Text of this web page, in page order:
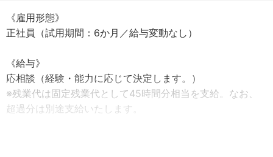
ションです。
「iwasemi OC-β」並びに既存のiwasemi吸音パネルを中心
に、海外市場での展開をチームで進めていきます。
※現在1名の海外セールス担当がおり、協力しながら進めて
いただきます。
《雇用形態》
正社員（試用期間：6か月／給与変動なし）
《給与》
応相談（経験・能力に応じて決定します。）
※残業代は固定残業代として45時間分相当を支給。なお、
超過分は別途支給いたします。